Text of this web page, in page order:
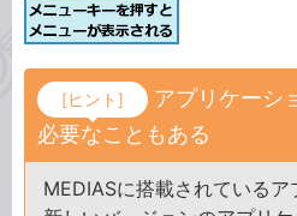
[ヒント]
アプリケーシ
必要なこともある
MEDIASに搭載されている